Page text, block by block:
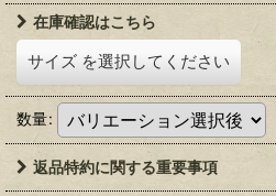
在庫確認はこちら
サイズ を選択してください
数量:
返品特約に関する重要事項